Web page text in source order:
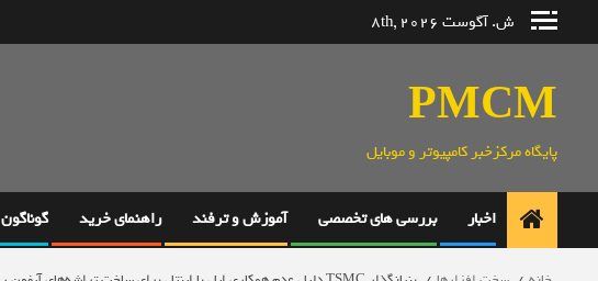
ش. آگوست 8th, 2026
PMCM
پایگاه مرکزخبر کامپیوتر و موبایل
اخبار بررسی های تخصصی آموزش و ترفند راهنمای خرید گوناگون